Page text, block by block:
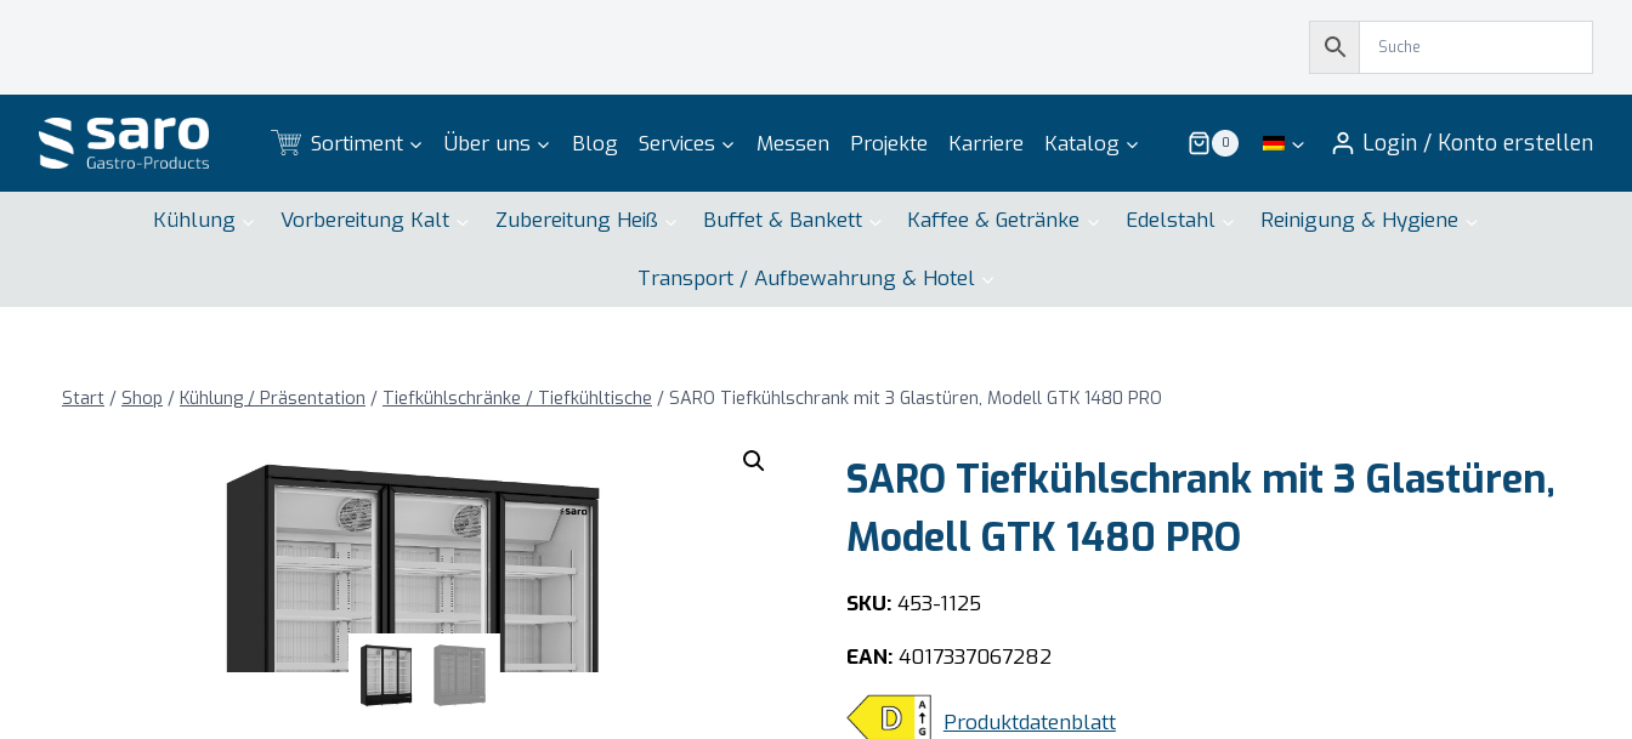
Sortiment Über uns Blog Services Messen Projekte Karriere Katalog 0 Login / Konto erstellen
Kühlung Vorbereitung Kalt Zubereitung Heiß Buffet & Bankett Kaffee & Getränke Edelstahl Reinigung & Hygiene
Transport / Aufbewahrung & Hotel
Start / Shop / Kühlung / Präsentation / Tiefkühlschränke / Tiefkühltische / SARO Tiefkühlschrank mit 3 Glastüren, Modell GTK 1480 PRO
SARO Tiefkühlschrank mit 3 Glastüren,
Modell GTK 1480 PRO
SKU:453-1125
EAN:4017337067282
Produktdatenblatt